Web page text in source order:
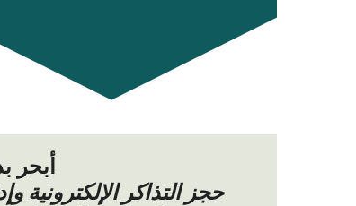
أبحر
حجز التذاكر الإلكترونية